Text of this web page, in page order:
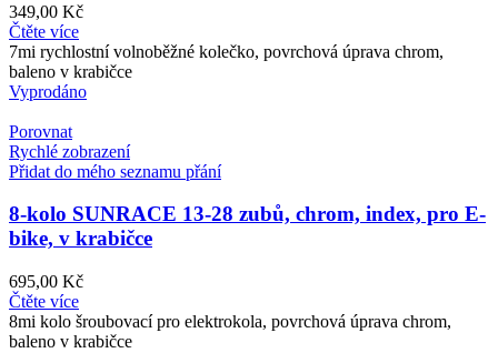
349,00 Kč
Čtěte více
7mi rychlostní volnoběžné kolečko, povrchová úprava chrom,
baleno v krabičce
Vyprodáno
Porovnat
Rychlé zobrazení
Přidat do mého seznamu přání
8-kolo SUNRACE 13-28 zubů, chrom, index, pro E-
bike, v krabičce
695,00 Kč
Čtěte více
8mi kolo šroubovací pro elektrokola, povrchová úprava chrom,
baleno v krabičce